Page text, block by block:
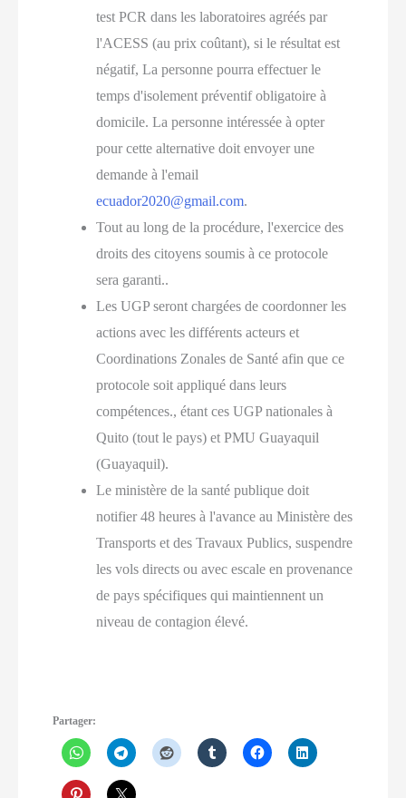
test PCR dans les laboratoires agréés par
l'ACESS (au prix coûtant), si le résultat est
négatif, La personne pourra effectuer le
temps d'isolement préventif obligatoire à
domicile. La personne intéressée à opter
pour cette alternative doit envoyer une
demande à l'email
ecuador2020@gmail.com.
Tout au long de la procédure, l'exercice des
droits des citoyens soumis à ce protocole
sera garanti..
Les UGP seront chargées de coordonner les
actions avec les différents acteurs et
Coordinations Zonales de Santé afin que ce
protocole soit appliqué dans leurs
compétences., étant ces UGP nationales à
Quito (tout le pays) et PMU Guayaquil
(Guayaquil).
Le ministère de la santé publique doit
notifier 48 heures à l'avance au Ministère des
Transports et des Travaux Publics, suspendre
les vols directs ou avec escale en provenance
de pays spécifiques qui maintiennent un
niveau de contagion élevé.
Partager: